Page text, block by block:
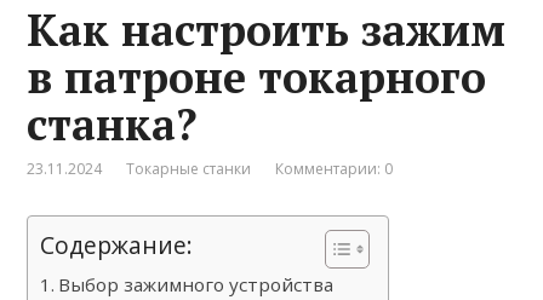
Как настроить зажим
в патроне токарного
станка?
23.11.2024 Токарные станки Комментарии: 0
Содержание:
Выбор зажимного устройства